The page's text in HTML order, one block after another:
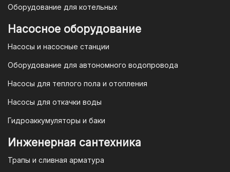
магазине "TIM-com Россия" Вы можете
быть уверены в том, что мы действуем
в рамках действующего
Законодательства Российской
Федерации и Ваши права, как
отопительной техники (котлы, газовые
монтажа, необходимо вызывать
специалиста из
Оборудование для котельных
Насосное оборудование
Насосы и насосные станции
Оборудование для автономного водопровода
Насосы для теплого пола и отопления
Насосы для откачки воды
Гидроаккумуляторы и баки
Инженерная сантехника
Трапы и сливная арматура